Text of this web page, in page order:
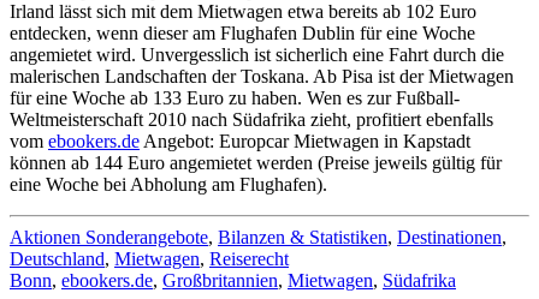
Irland lässt sich mit dem Mietwagen etwa bereits ab 102 Euro
entdecken, wenn dieser am Flughafen Dublin für eine Woche
angemietet wird. Unvergesslich ist sicherlich eine Fahrt durch die
malerischen Landschaften der Toskana. Ab Pisa ist der Mietwagen
für eine Woche ab 133 Euro zu haben. Wen es zur Fußball-
Weltmeisterschaft 2010 nach Südafrika zieht, profitiert ebenfalls
vom ebookers.de Angebot: Europcar Mietwagen in Kapstadt
können ab 144 Euro angemietet werden (Preise jeweils gültig für
eine Woche bei Abholung am Flughafen).
Aktionen Sonderangebote, Bilanzen & Statistiken, Destinationen,
Deutschland, Mietwagen, Reiserecht
Bonn, ebookers.de, Großbritannien, Mietwagen, Südafrika